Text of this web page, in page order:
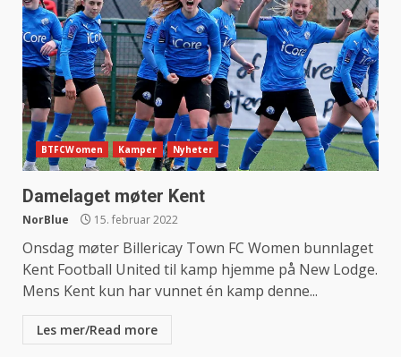
BTFCWomen Kamper Nyheter
Damelaget møter Kent
NorBlue 15. februar 2022
Onsdag møter Billericay Town FC Women bunnlaget
Kent Football United til kamp hjemme på New Lodge.
Mens Kent kun har vunnet én kamp denne...
Les mer/Read more